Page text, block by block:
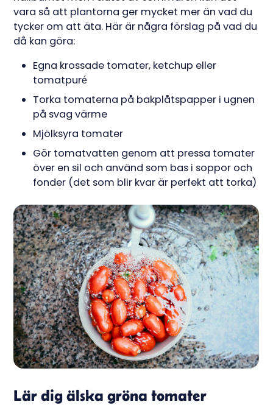
vara så att plantorna ger mycket mer än vad du
tycker om att äta. Här är några förslag på vad du
då kan göra:
Egna krossade tomater, ketchup eller
tomatpuré
Torka tomaterna på bakplåtspapper i ugnen
på svag värme
Mjölksyra tomater
Gör tomatvatten genom att pressa tomater
över en sil och använd som bas i soppor och
fonder (det som blir kvar är perfekt att torka)
Lär dig älska gröna tomater